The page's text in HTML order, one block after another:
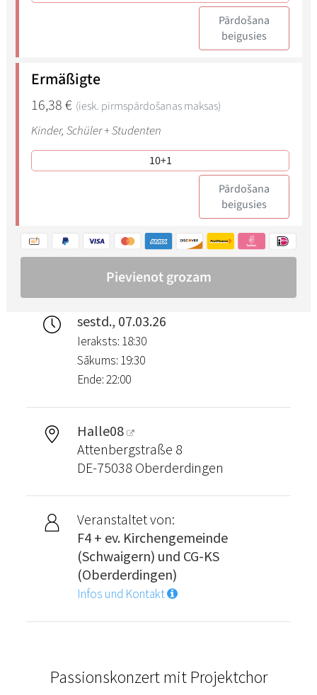
sestd., 07.03.26
Ieraksts: 18:30
Sākums: 19:30
Ende: 22:00
Halle08
Attenbergstraße 8
DE-75038 Oberderdingen
Veranstaltet von:
F4 + ev. Kirchengemeinde
(Schwaigern) und CG-KS
(Oberderdingen)
Infos und Kontakt
Passionskonzert mit Projektchor